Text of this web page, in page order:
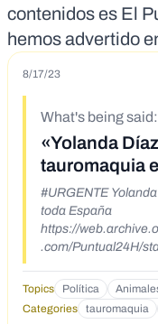
contenidos es El
hemos advertido
8/17/23
What's being said:
«Yolanda
tauromaquia
#URGENTE
toda España
https://
.com/Puntual24H/
Topics Política
Categories
tauromaquia